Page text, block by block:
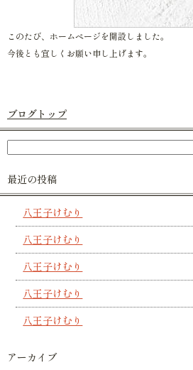
このたび、ホームページを開設しました。
今後とも宜しくお願い申し上げます。
ブログトップ
最近の投稿
八王子けむり
八王子けむり
八王子けむり
八王子けむり
八王子けむり
アーカイブ